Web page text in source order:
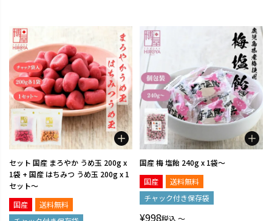
セット 国産 まろやか うめ玉 200g x
1袋 + 国産 はちみつ うめ玉 200g x 1
セット～
国産
送料無料
国産 梅 塩飴 240g x 1袋～
国産
送料無料
チャック付き保存袋
¥998税込 〜